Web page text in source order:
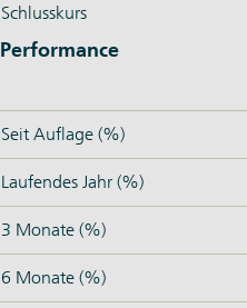
Schlusskurs
Performance
Seit Auflage (%)
Laufendes Jahr (%)
3 Monate (%)
6 Monate (%)